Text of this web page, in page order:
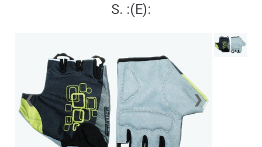
S. :(E):
❮ ❯